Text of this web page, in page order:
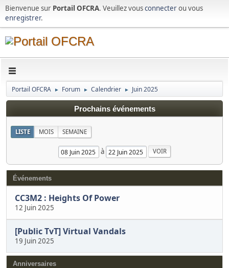
Bienvenue sur Portail OFCRA. Veuillez vousconnecterou vous
enregistrer.
Portail OFCRA ► Forum ► Calendrier ► Juin 2025
Prochains événements
LISTE MOIS SEMAINE
à
Événements
CC3M2 : Heights Of Power
12 Juin 2025
[Public TvT] Virtual Vandals
19 Juin 2025
Anniversaires